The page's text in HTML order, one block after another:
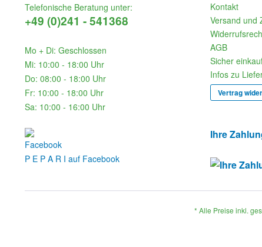
Telefonische Beratung unter:
+49 (0)241 - 541368
Mo + Di: Geschlossen
Mi: 10:00 - 18:00 Uhr
Do: 08:00 - 18:00 Uhr
Fr: 10:00 - 18:00 Uhr
Sa: 10:00 - 16:00 Uhr
P E P A R I auf Facebook
Kontakt
Versand und
AGB
Sicher
Infos zu
Vertrag
Ihre
* Alle Preise inkl.